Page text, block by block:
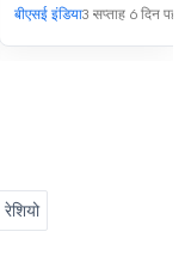
बीएसई इंडिया3 सप्ताह 6 दिन पहले
रेशियो